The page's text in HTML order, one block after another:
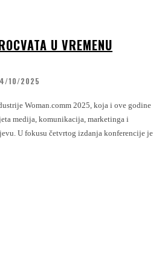
U VREMENU
10/2025
Woman.comm 2025, koja i ove godine
medija, komunikacija, marketinga i
U fokusu četvrtog izdanja konferencije je